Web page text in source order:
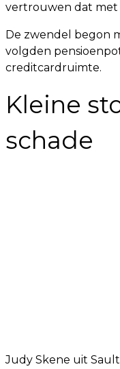
vertrouwen dat met
De zwendel begon
volgden
creditcardruimte.
Kleine
schade
Judy Skene uit